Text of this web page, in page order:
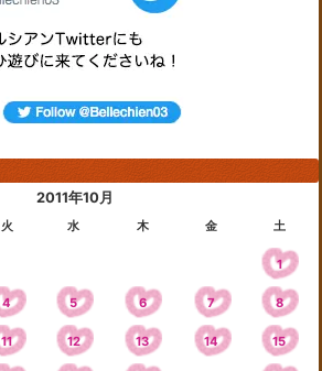
2011年10月
火 水 木 金 土
1
4 5 6 7 8
11 12 13 14 15